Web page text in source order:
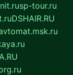
sp-tour.ru
DSHAIR.RU